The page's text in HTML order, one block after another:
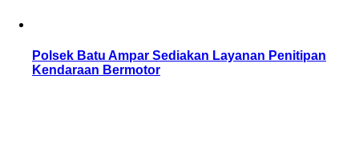
Polsek Batu Ampar Sediakan Layanan Penitipan
Kendaraan Bermotor